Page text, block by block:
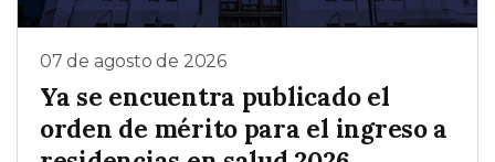
07 de agosto de 2026
Ya se encuentra publicado el
orden de mérito para el ingreso a